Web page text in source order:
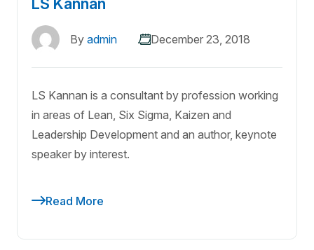
By admin December 23, 2018
LS Kannan is a consultant by profession working
in areas of Lean, Six Sigma, Kaizen and
Leadership Development and an author, keynote
speaker by interest.
Read More